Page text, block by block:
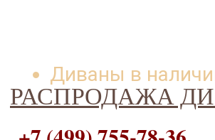
РАСПРОДАЖА ДИВАНОВ
На распродажу →
+7 (499) 755-78-36